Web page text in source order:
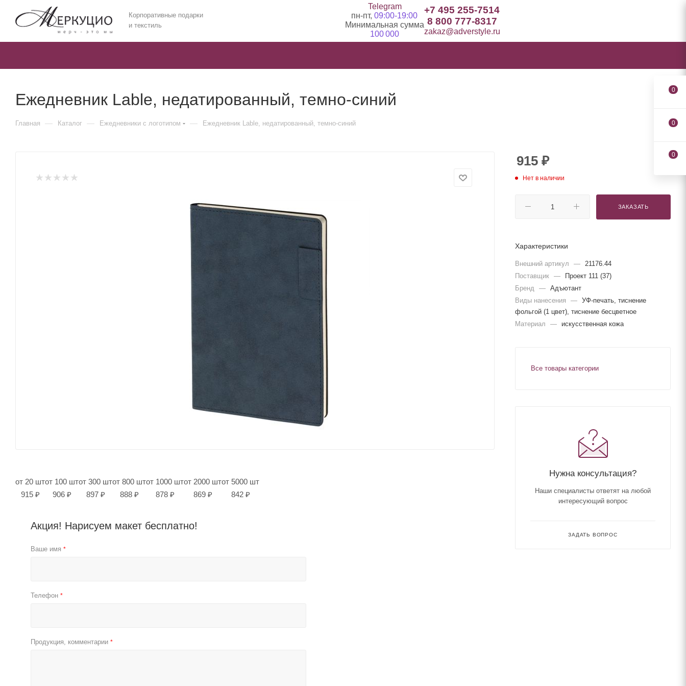
Корпоративные подарки
и текстиль
Telegram
пн-пт, 09:00-19:00
Минимальная сумма
100 000
+7 495 255-7514
8 800 777-8317
zakaz@adverstyle.ru
Ежедневник Lable, недатированный, темно-синий
Главная — Каталог — Ежедневники c логотипом — Ежедневник Lable, недатированный, темно-синий
от 20 шт
915 ₽
от 100 шт
906 ₽
от 300 шт
897 ₽
от 800 шт
888 ₽
от 1000 шт
878 ₽
от 2000 шт
869 ₽
от 5000 шт
842 ₽
Акция! Нарисуем макет бесплатно!
Ваше имя *
Телефон *
Продукция, комментарии *
915 ₽
Нет в наличии
ЗАКАЗАТЬ
Характеристики
Внешний артикул —
21176.44
Поставщик —
Проект 111 (37)
Бренд
— Адъютант
Виды нанесения
— УФ-печать, тиснение
фольгой (1 цвет), тиснение бесцветное
Материал
— искусственная кожа
Все товары категории
Нужна консультация?
Наши специалисты ответят на любой
интересующий вопрос
ЗАДАТЬ ВОПРОС
0
0
0